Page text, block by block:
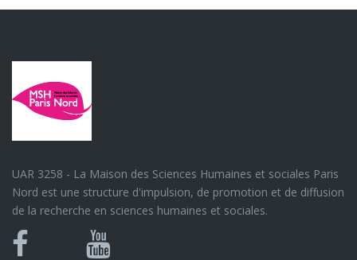
UAR 3258 - La Maison des Sciences Humaines et sociales Paris
Nord est une structure d'impulsion, de promotion et de diffusion
de la recherche en sciences humaines et sociales.
Bluesky
Canal